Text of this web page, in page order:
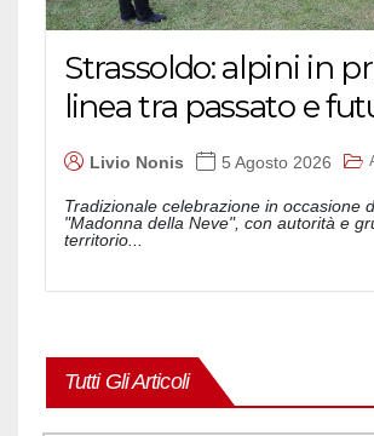
Strassoldo: alpini in
linea tra passato e
Livio Nonis 5 Agosto 2026
Tradizionale celebrazione in occasione
"Madonna della Neve", con autorità e
territorio...
Tutti Gli Articoli